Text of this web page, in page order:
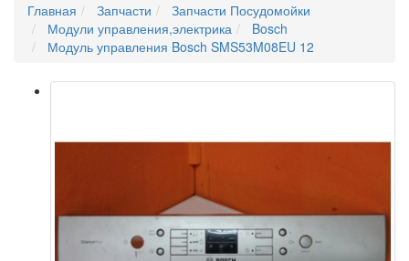
Главная Запчасти
Запчасти Посудомойки
Модули управления,электрика
Bosch
Модуль управления Bosch SMS53M08EU 12